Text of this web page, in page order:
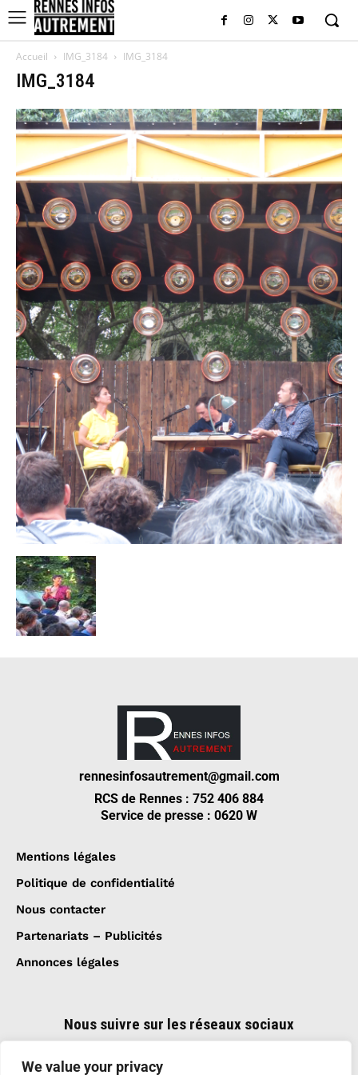
We value your privacy
Accueil IMG_3184 IMG_3184
IMG_3184
rennesinfosautrement@gmail.com
RCS de Rennes : 752 406 884
Service de presse : 0620 W
Mentions légales
Politique de confidentialité
Nous contacter
Partenariats – Publicités
Annonces légales
Nous suivre sur les réseaux sociaux